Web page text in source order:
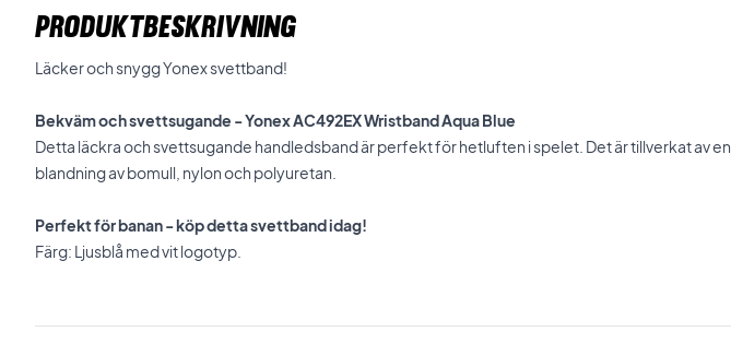
PRODUKTBESKRIVNING
Läcker och snygg Yonex svettband!
Bekväm och svettsugande - Yonex AC492EX Wristband Aqua Blue
Detta läckra och svettsugande handledsband är perfekt för hetluften i spelet. Det är tillverkat av en
blandning av bomull, nylon och polyuretan.
Perfekt för banan - köp detta svettband idag!
Färg: Ljusblå med vit logotyp.